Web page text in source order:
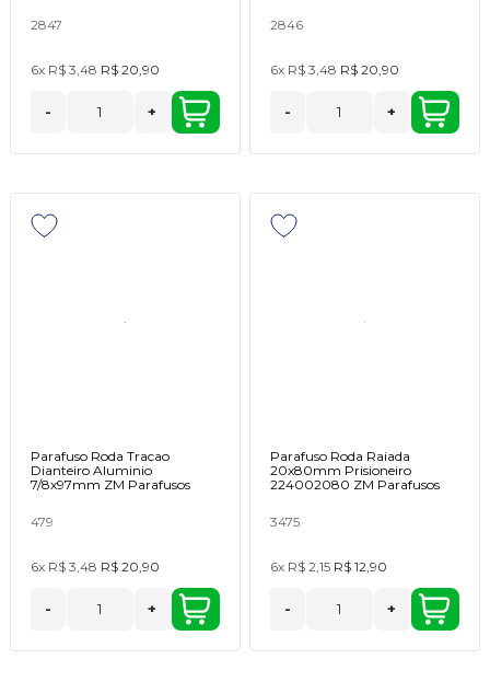
2847
6x R$ 3,48 R$ 20,90
- +
2846
6x R$ 3,48 R$ 20,90
- +
Parafuso Roda Tracao
Dianteiro Aluminio
7/8x97mm ZM Parafusos
479
6x R$ 3,48 R$ 20,90
- +
Parafuso Roda Raiada
20x80mm Prisioneiro
224002080 ZM Parafusos
3475
6x R$ 2,15 R$ 12,90
- +